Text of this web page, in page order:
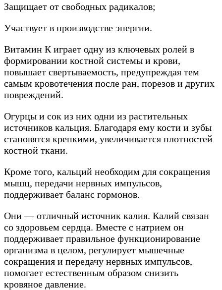
Защищает от свободных радикалов;
Участвует в производстве энергии.
Витамин К играет одну из ключевых ролей в
формировании костной системы и крови,
повышает свертываемость, предупреждая тем
самым кровотечения после ран, порезов и других
повреждений.
Огурцы и сок из них одни из растительных
источников кальция. Благодаря ему кости и зубы
становятся крепкими, увеличивается плотностей
костной ткани.
Кроме того, кальций необходим для сокращения
мышц, передачи нервных импульсов,
поддерживает баланс гормонов.
Они — отличный источник калия. Калий связан
со здоровьем сердца. Вместе с натрием он
поддерживает правильное функционирование
организма в целом, регулирует мышечные
сокращения и передачу нервных импульсов,
помогает естественным образом снизить
кровяное давление.